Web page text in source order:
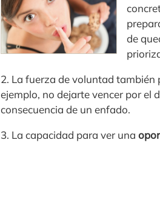
de
2. La fuerza de voluntad
ejemplo, no dejarte vencer por el
consecuencia de un enfado.
3. La capacidad para ver una